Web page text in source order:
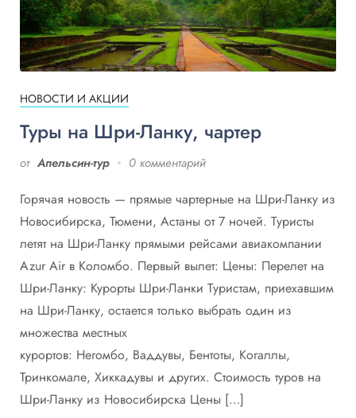
НОВОСТИ И АКЦИИ
Туры на Шри-Ланку, чартер
от Апельсин-тур 0 комментарий
Горячая новость — прямые чартерные на Шри-Ланку из
Новосибирска, Тюмени, Астаны от 7 ночей. Туристы
летят на Шри-Ланку прямыми рейсами авиакомпании
Azur Air в Коломбо. Первый вылет: Цены: Перелет на
Шри-Ланку: Курорты Шри-Ланки Туристам, приехавшим
на Шри-Ланку, остается только выбрать один из
множества местных
курортов: Негомбо, Ваддувы, Бентоты, Когаллы,
Тринкомале, Хиккадувы и других. Стоимость туров на
Шри-Ланку из Новосибирска Цены […]